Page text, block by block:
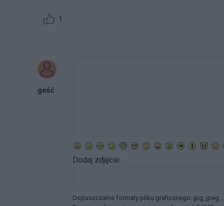
1
gość
Dodaj zdjęcie:
Dopuszczalne formaty pliku graficznego: jpg, jpeg ,